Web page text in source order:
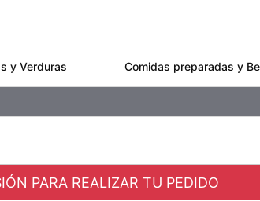
y Verduras Comidas preparadas y
PARA REALIZAR TU PEDIDO